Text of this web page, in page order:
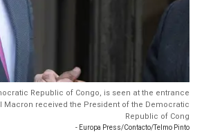
Republic of Congo, is seen at the entrance
received the President of the Democratic
Republic of Cong
- Europa Press/Contacto/Telmo Pinto